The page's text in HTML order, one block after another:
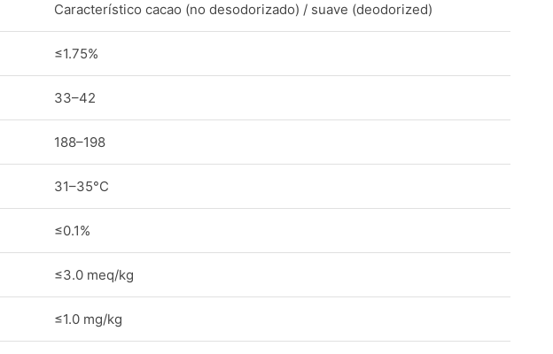
Característico cacao (no desodorizado) / suave (deodorized)
≤1.75%
33–42
188–198
31–35°C
≤0.1%
≤3.0 meq/kg
≤1.0 mg/kg